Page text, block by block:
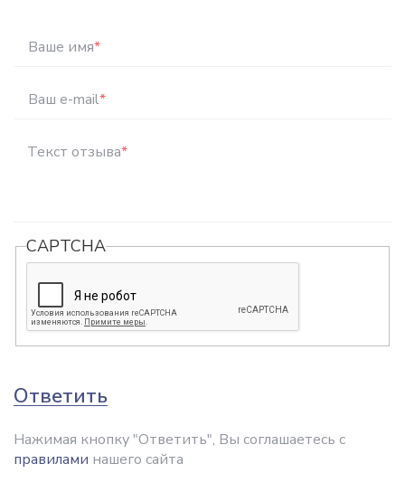
Ваше имя*
Ваш e-mail*
Текст отзыва*
CAPTCHA
Ответить
Нажимая кнопку "Ответить", Вы соглашаетесь с
правилами нашего сайта